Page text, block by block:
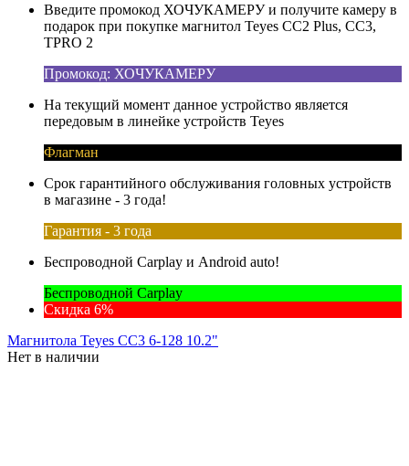
Введите промокод ХОЧУКАМЕРУ и получите камеру в
подарок при покупке магнитол Teyes CC2 Plus, CC3,
TPRO 2
Промокод: ХОЧУКАМЕРУ
На текущий момент данное устройство является
передовым в линейке устройств Teyes
Флагман
Срок гарантийного обслуживания головных устройств
в магазине - 3 года!
Гарантия - 3 года
Беспроводной Carplay и Android auto!
Беспроводной Carplay
Скидка 6%
Магнитола Teyes CC3 6-128 10.2"
Нет в наличии